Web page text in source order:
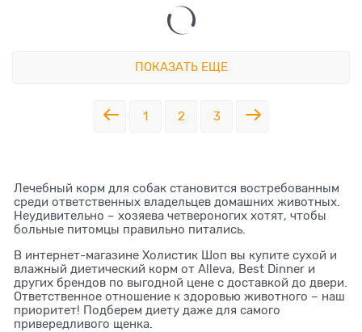
ПОКАЗАТЬ ЕЩЕ
1 2 3
Лечебный корм для собак становится востребованным
среди ответственных владельцев домашних животных.
Неудивительно – хозяева четвероногих хотят, чтобы
больные питомцы правильно питались.
В интернет-магазине Холистик Шоп вы купите сухой и
влажный диетический корм от Alleva, Best Dinner и
других брендов по выгодной цене с доставкой до двери.
Ответственное отношение к здоровью животного – наш
приоритет! Подберем диету даже для самого
привередливого щенка.